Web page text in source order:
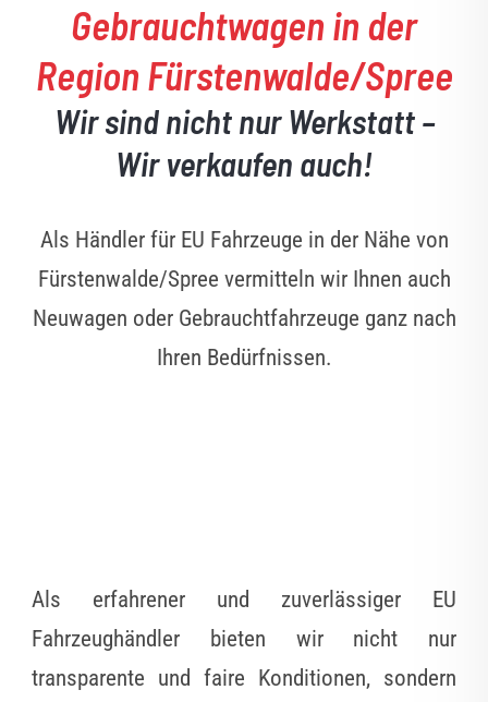
Gebrauchtwagen in der
Region Fürstenwalde/Spree
Wir sind nicht nur Werkstatt –
Wir verkaufen auch!
Als Händler für EU Fahrzeuge in der Nähe von
Fürstenwalde/Spree vermitteln wir Ihnen auch
Neuwagen oder Gebrauchtfahrzeuge ganz nach
Ihren Bedürfnissen.
Als erfahrener und zuverlässiger EU
Fahrzeughändler bieten wir nicht nur
transparente und faire Konditionen, sondern